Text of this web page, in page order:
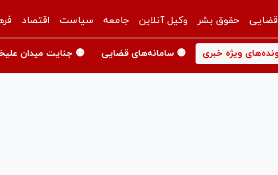
قضایی حقوق بشر وکیل آنلاین جامعه سیاست اقتصاد
ویژه خبری 🟡 سامانه‌های قضایی 🟡 جنایت میدان